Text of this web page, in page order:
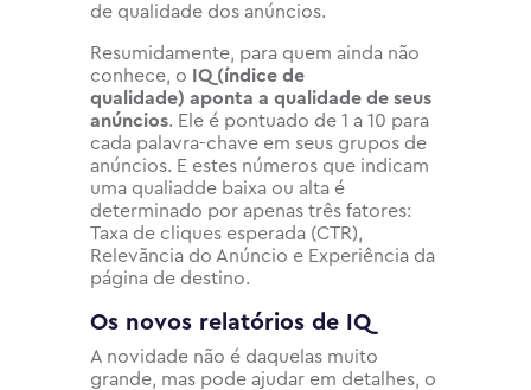
de qualidade dos anúncios.
Resumidamente, para quem ainda não
conhece, o
IQ (índice de
qualidade) aponta a qualidade de seus
anúncios. Ele é pontuado de 1 a 10 para
cada palavra-chave em seus grupos de
anúncios. E estes números que indicam
uma qualiadde baixa ou alta é
determinado por apenas três fatores:
Taxa de cliques esperada (CTR),
Relevãncia do Anúncio e Experiência da
página de destino.
Os novos relatórios de IQ
A novidade não é daquelas muito
grande, mas pode ajudar em detalhes, o